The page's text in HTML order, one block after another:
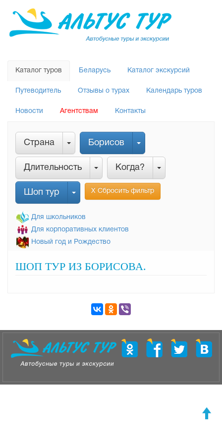
Каталог туров Беларусь Каталог экскурсий
Путеводитель Отзывы о турах Календарь туров
Новости Агентствам Контакты
Страна Борисов
Длительность Когда?
Шоп тур Х Сбросить фильтр
Для школьников
Для корпоративных клиентов
Новый год и Рождество
ШОП ТУР ИЗ БОРИСОВА.